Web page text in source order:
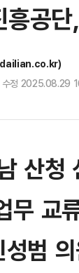
흥공
정 2025.08.29
산청
무 교
성범